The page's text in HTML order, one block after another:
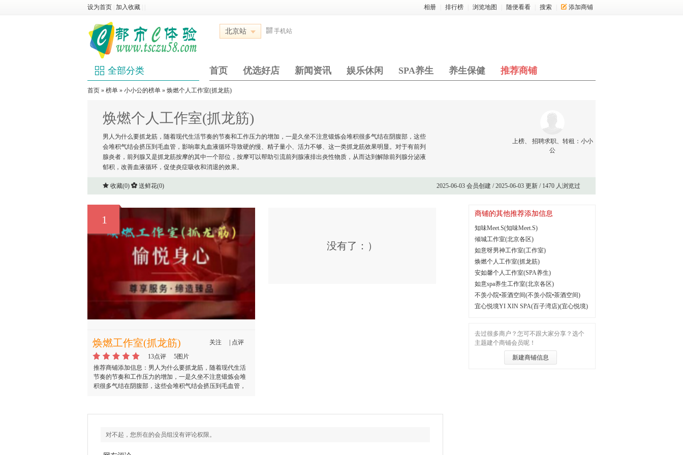
设为首页 加入收藏 相册 排行榜 浏览地图 随便看看 搜索 添加商铺
北京站 手机站
全部分类 首页 优选好店 新闻资讯 娱乐休闲 SPA养生 养生保健 推荐商铺
首页 » 榜单 » 小小公的榜单 » 焕燃个人工作室(抓龙筋)
焕燃个人工作室(抓龙筋)
男人为什么要抓龙筋，随着现代生活节奏的节奏和工作压力的增加，一是久坐不注意锻炼会堆积很多气结在阴腹部，这些
会堆积气结会挤压到毛血管，影响睾丸血液循环导致硬的慢、精子量小、活力不够、这一类抓龙筋效果明显。对于有前列
腺炎者，前列腺又是抓龙筋按摩的其中一个部位，按摩可以帮助引流前列腺液排出炎性物质，从而达到解除前列腺分泌液
郁积，改善血液循环，促使炎症吸收和消退的效果。
上榜、 招聘求职、转租： 小小
公
收藏(0) 送鲜花(0) 2025-06-03 会员创建 / 2025-06-03 更新 / 1470 人浏览过
1
关注 点评
焕燃工作室(抓龙筋)
13点评
5图片
推荐商铺添加信息：男人为什么要抓龙筋，随着现代生活
节奏的节奏和工作压力的增加，一是久坐不注意锻炼会堆
积很多气结在阴腹部，这些会堆积气结会挤压到毛血管，
龙筋按摩的其中一个部位，按摩可以帮助引流前列腺液排
循环，促使炎症吸收和消退的效果。
没有了：）
对不起，您所在的会员组没有评论权限。
商铺的其他推荐添加信息
知味Meet.S(知味Meet.S)
倾城工作室(北京各区)
如意呀男神工作室(工作室)
焕燃个人工作室(抓龙筋)
安如馨个人工作室(SPA养生)
如意spa养生工作室(北京各区)
不羡小院•茶酒空间(不羡小院•茶酒空间)
宜心悦境YI XIN SPA(百子湾店)(宜心悦境)
去过很多商户？怎可不跟大家分享？选个
主题建个商铺会员呢！
新建商铺信息